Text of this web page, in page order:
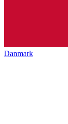
Danmark